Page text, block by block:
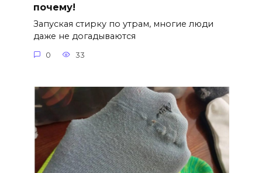
почему!
Запуская стирку по утрам, многие люди
даже не догадываются
0 33